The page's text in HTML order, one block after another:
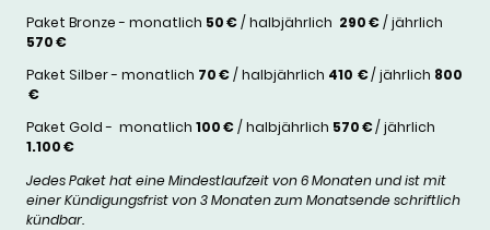
Paket Bronze - monatlich 50 €/ halbjährlich 290 €/ jährlich
570 €
Paket Silber - monatlich 70 €/ halbjährlich 410 €/ jährlich 800
€
Paket Gold - monatlich 100 €/ halbjährlich 570 €/ jährlich
1.100 €
Jedes Paket hat eine Mindestlaufzeit von 6 Monaten und ist mit
einer Kündigungsfrist von 3 Monaten zum Monatsende schriftlich
kündbar.